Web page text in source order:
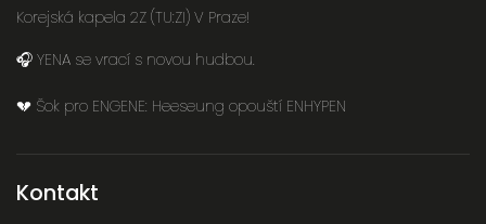
Korejská kapela 2Z (TU:ZI) V Praze!
🎧 YENA se vrací s novou hudbou.
💔 Šok pro ENGENE: Heeseung opouští ENHYPEN
Kontakt